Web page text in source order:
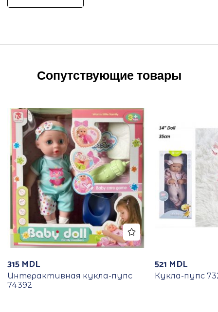
Сопутствующие товары
315 MDL
Интерактивная кукла-пупс
74392
521 MDL
Кукла-пупс